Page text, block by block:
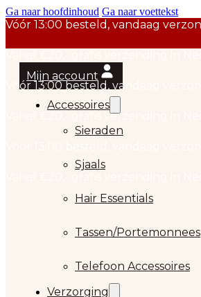
Ga naar hoofdinhoud Ga naar voettekst
Mijn account
Accessoires
Sieraden
Sjaals
Hair Essentials
Tassen/Portemonnees
Telefoon Accessoires
Verzorging